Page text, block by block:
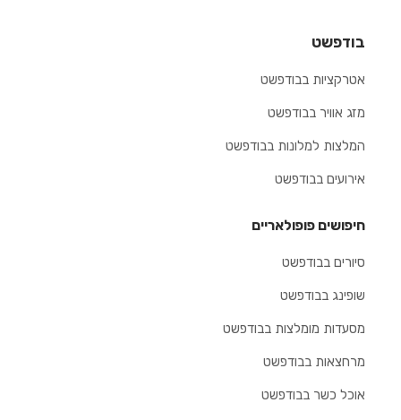
בודפשט
אטרקציות בבודפשט
מזג אוויר בבודפשט
המלצות למלונות בבודפשט
אירועים בבודפשט
חיפושים פופולאריים
סיורים בבודפשט
שופינג בבודפשט
מסעדות מומלצות בבודפשט
מרחצאות בבודפשט
אוכל כשר בבודפשט